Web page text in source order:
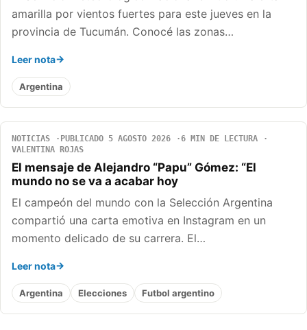
amarilla por vientos fuertes para este jueves en la
provincia de Tucumán. Conocé las zonas…
Leer nota
Argentina
NOTICIAS PUBLICADO 5 AGOSTO 2026
6 MIN DE LECTURA
VALENTINA ROJAS
El mensaje de Alejandro “Papu” Gómez: “El
mundo no se va a acabar hoy
El campeón del mundo con la Selección Argentina
compartió una carta emotiva en Instagram en un
momento delicado de su carrera. El…
Leer nota
Argentina Elecciones Futbol argentino